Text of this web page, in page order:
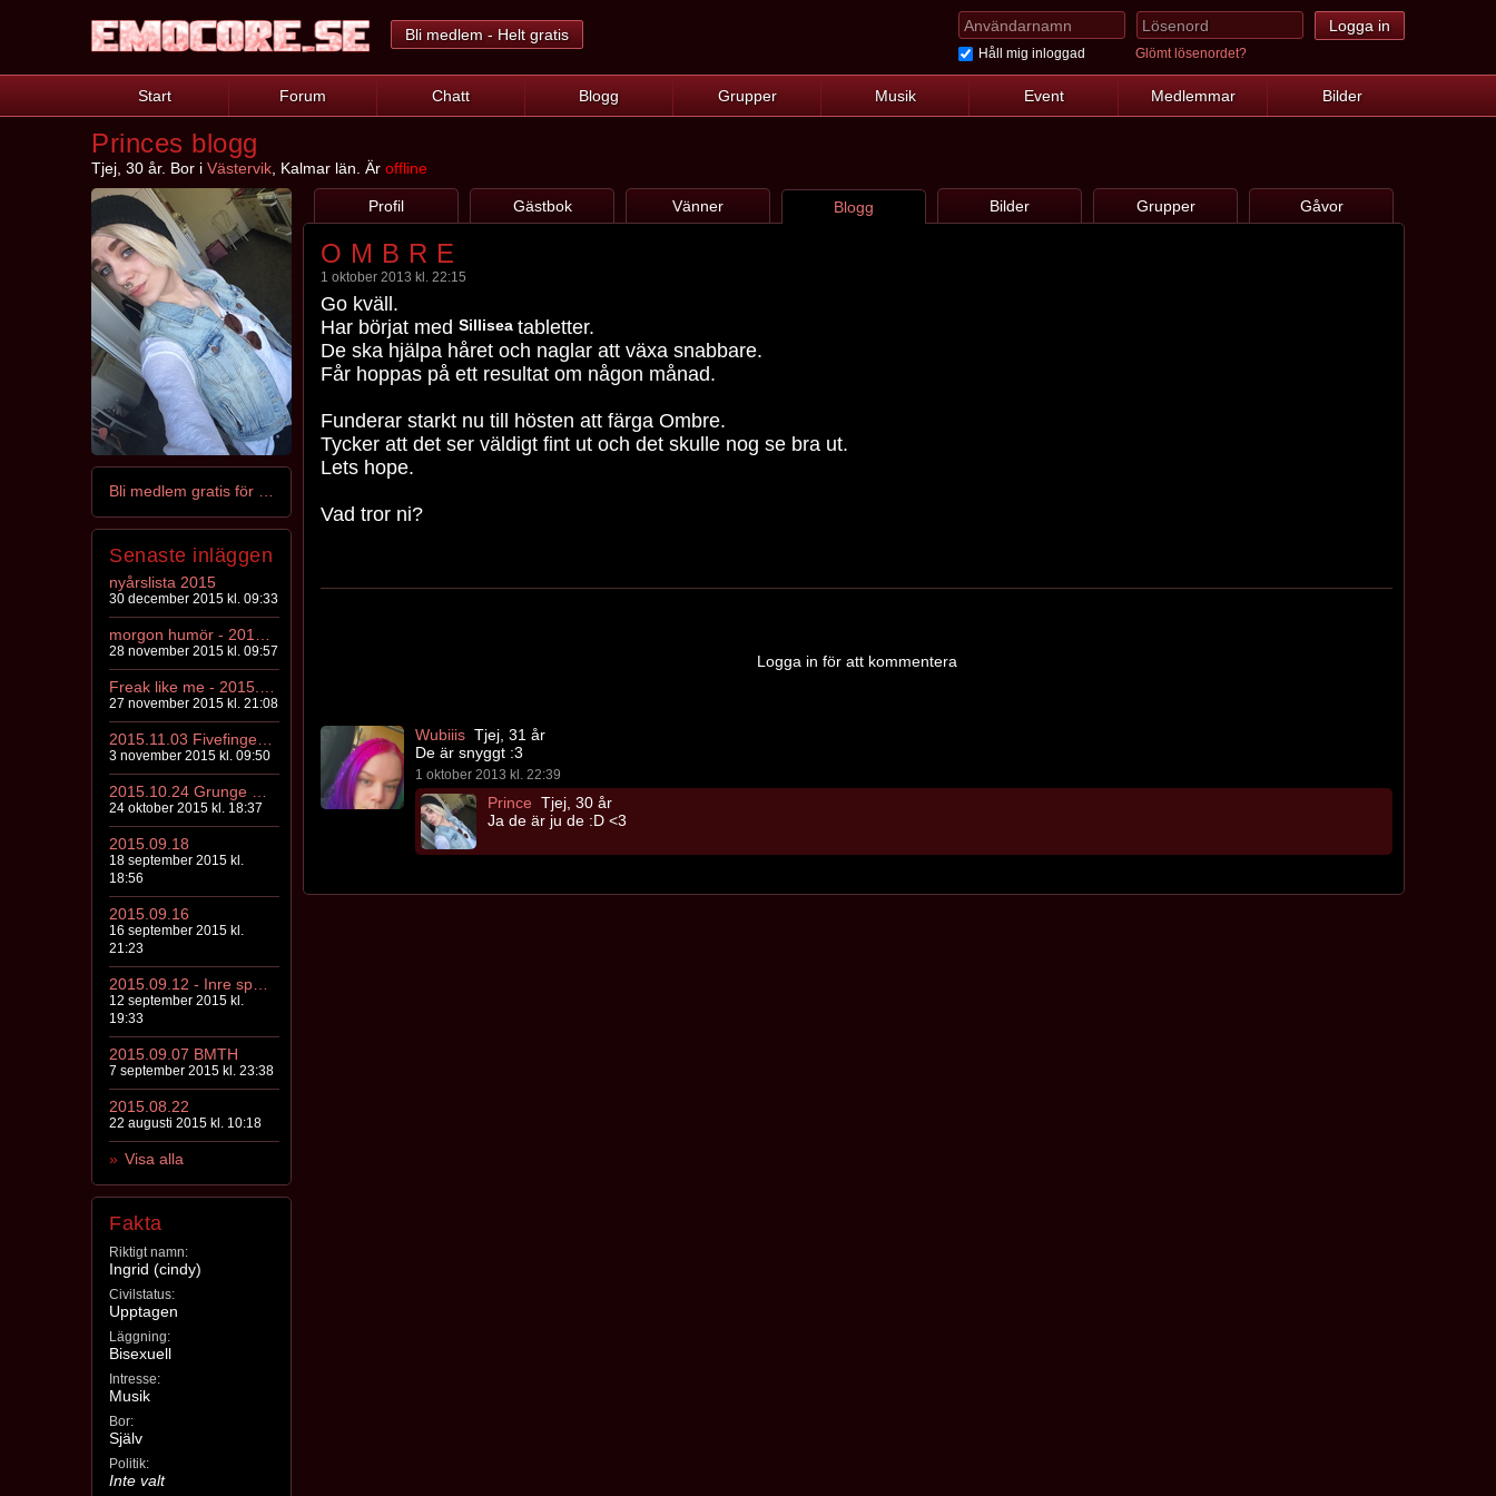
Bli medlem - Helt gratis
Håll mig inloggad Glömt lösenordet?
Start Forum Chatt Blogg Grupper Musik Event Medlemmar Bilder
Princes blogg
Tjej, 30 år. Bor i Västervik , Kalmar län. Är offline
Senaste inläggen
nyårslista 2015
30 december 2015 kl. 09:33
28 november 2015 kl. 09:57
27 november 2015 kl. 21:08
3 november 2015 kl. 09:50
24 oktober 2015 kl. 18:37
2015.09.18
18 september 2015 kl.
18:56
2015.09.16
16 september 2015 kl.
21:23
12 september 2015 kl.
19:33
2015.09.07 BMTH
7 september 2015 kl. 23:38
2015.08.22
22 augusti 2015 kl. 10:18
Visa alla
Fakta
Riktigt namn:
Ingrid (cindy)
Civilstatus:
Upptagen
Läggning:
Bisexuell
Intresse:
Musik
Bor:
Själv
Politik:
Inte valt
Profil Gästbok Vänner Blogg Bilder Grupper Gåvor
O M B R E
1 oktober 2013 kl. 22:15
Go kväll.
Har börjat med Sillisea tabletter.
De ska hjälpa håret och naglar att växa snabbare.
Får hoppas på ett resultat om någon månad.
Funderar starkt nu till hösten att färga Ombre.
Tycker att det ser väldigt fint ut och det skulle nog se bra ut.
Lets hope.
Vad tror ni?
Logga in för att kommentera
Wubiiis Tjej, 31 år
De är snyggt :3
1 oktober 2013 kl. 22:39
Prince Tjej, 30 år
Ja de är ju de :D <3